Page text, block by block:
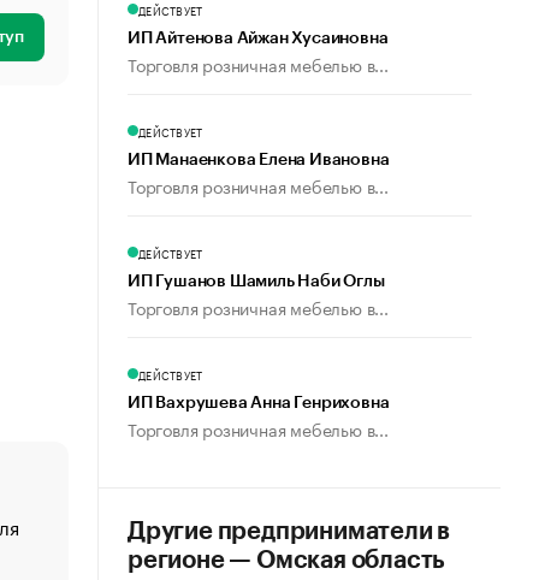
«От спорта тело стареет иначе». Как живет глава
создавшей GTA
ДЕЙСТВУЕТ
ИП Айтенова Айжан Хусаиновна
Торговля розничная мебелью в...
ДЕЙСТВУЕТ
ИП Манаенкова Елена Ивановна
Торговля розничная мебелью в...
ДЕЙСТВУЕТ
ИП Гушанов Шамиль Наби Оглы
Торговля розничная мебелью в...
ДЕЙСТВУЕТ
ИП Вахрушева Анна Генриховна
Торговля розничная мебелью в...
Другие предприниматели в
регионе — Омская область